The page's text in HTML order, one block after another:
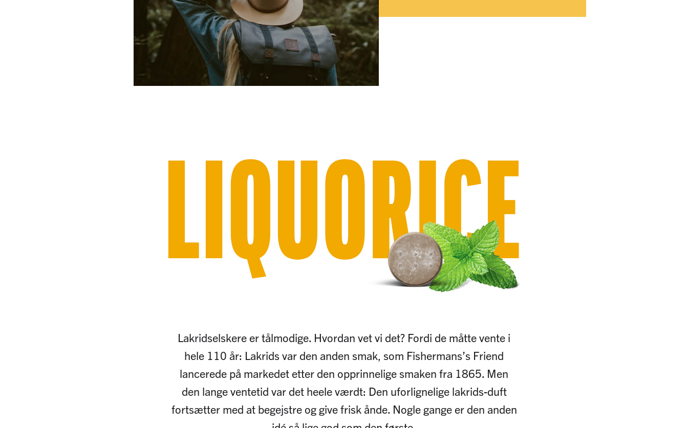
LIQUORICE
Lakridselskere er tålmodige. Hvordan vet vi det? Fordi de måtte vente i
hele 110 år: Lakrids var den anden smak, som Fishermans’s Friend
lancerede på markedet etter den opprinnelige smaken fra 1865. Men
den lange ventetid var det heele værdt: Den uforlignelige lakrids-duft
fortsætter med at begejstre og give frisk ånde. Nogle gange er den anden